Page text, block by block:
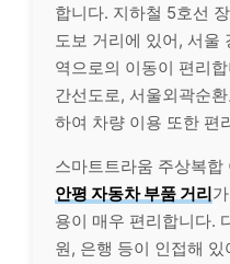
합니다. 지하철 5호선
도보 거리에 있어, 서울
역으로의 이동이 편리
간선도로, 서울외곽순
하여 차량 이용 또한 편
스마트트라움 주상복합
안평 자동차 부품 거리
용이 매우 편리합니다.
원, 은행 등이 인접해